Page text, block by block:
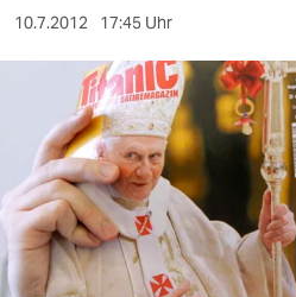
kultur
sport
berlin
nord
wahrheit
verlag
10.7.2012 17:45 Uhr